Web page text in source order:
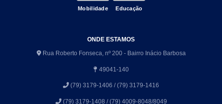
Mobilidade Educação
ONDE ESTAMOS
Rua Roberto Fonseca, nº 200 - Bairro Inácio Barbosa
49041-140
(79) 3179-1406 / (79) 3179-1416
(79) 3179-1408 / (79) 4009-8048/8049